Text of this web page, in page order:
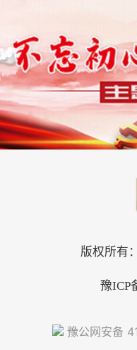
版权所有
豫ICP
豫公网安备